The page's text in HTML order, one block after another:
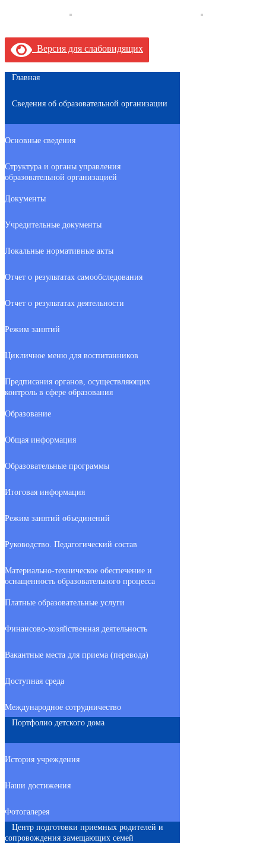
Версия для слабовидящих
Главная
Сведения об образовательной организации
Основные сведения
Структура и органы управления
образовательной организацией
Документы
Учредительные документы
Локальные нормативные акты
Отчет о результатах самообследования
Отчет о результатах деятельности
Режим занятий
Цикличное меню для воспитанников
Предписания органов, осуществляющих
контроль в сфере образования
Образование
Общая информация
Образовательные программы
Итоговая информация
Режим занятий объединений
Руководство. Педагогический состав
Материально-техническое обеспечение и
оснащенность образовательного процесса
Платные образовательные услуги
Финансово-хозяйственная деятельность
Вакантные места для приема (перевода)
Доступная среда
Международное сотрудничество
Портфолио детского дома
История учреждения
Наши достижения
Фотогалерея
Центр подготовки приемных родителей и
сопровождения замещающих семей